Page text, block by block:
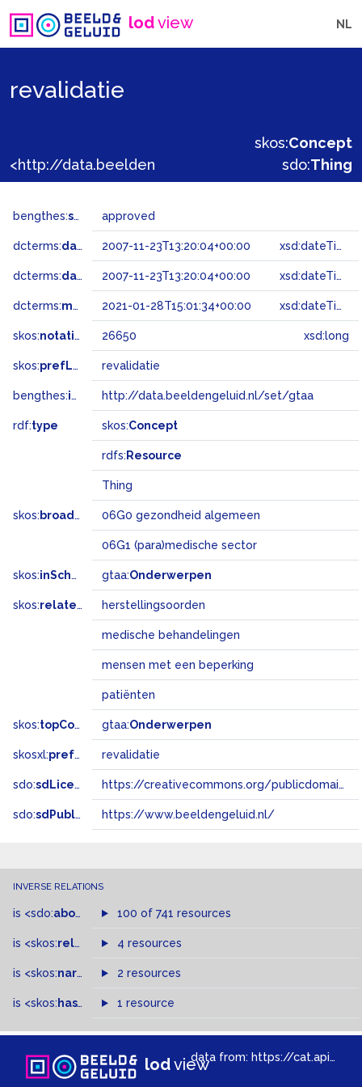
lodview NL
revalidatie
skos:Concept
sdo:Thing
bengthes:status approved
dcterms:dateAccepted 2007-11-23T13:20:04+00:00 xsd:dateTime
dcterms:dateSubmitted 2007-11-23T13:20:04+00:00 xsd:dateTime
dcterms:modified 2021-01-28T15:01:34+00:00 xsd:dateTime
skos:notation 26650 xsd:long
skos:prefLabel revalidatie
bengthes:inSet http://data.beeldengeluid.nl/set/gtaa
rdf:type skos:Concept
rdfs: Resource
Thing
skos: broadMatch 06G0 gezondheid algemeen
06G1 (para)medische sector
skos:inScheme gtaa:Onderwerpen
skos:related herstellingsoorden
medische behandelingen
mensen met een beperking
patiënten
skos:topConceptOf gtaa:Onderwerpen
skosxl:prefLabel revalidatie
sdo:sdLicense https://creativecommons.org/publicdomain/zero/1.0/
sdo:sdPublisher https://www.beeldengeluid.nl/
INVERSE RELATIONS
is <sdo:about of 100 of 741 resources
is <skos:related > of4 resources
is <skos:narrowMatch >of
2 resources
is <skos: hasTopConcept >of
1 resource
lodviewdata from: https://cat.apis.beeldengeluid.nl/sparql